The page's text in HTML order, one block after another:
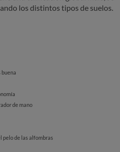
los distintos tipos de suelos.
buena
de mano
pelo de las alfombras